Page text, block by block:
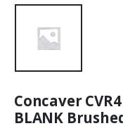
Concaver
BLANK